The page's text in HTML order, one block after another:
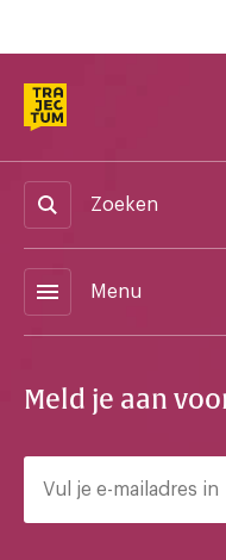
Zoeken
menu Menu
Meld je aan